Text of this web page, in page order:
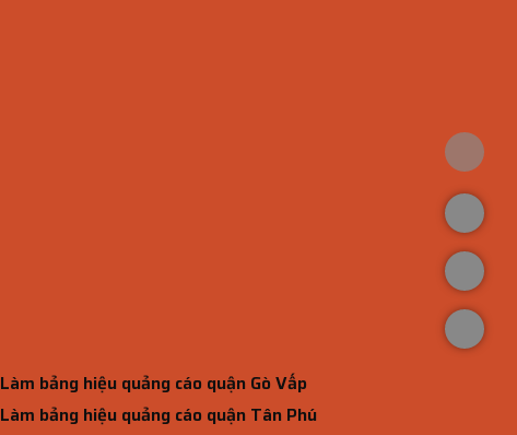
Làm bảng hiệu quảng cáo quận Gò Vấp
Làm bảng hiệu quảng cáo quận Tân Phú